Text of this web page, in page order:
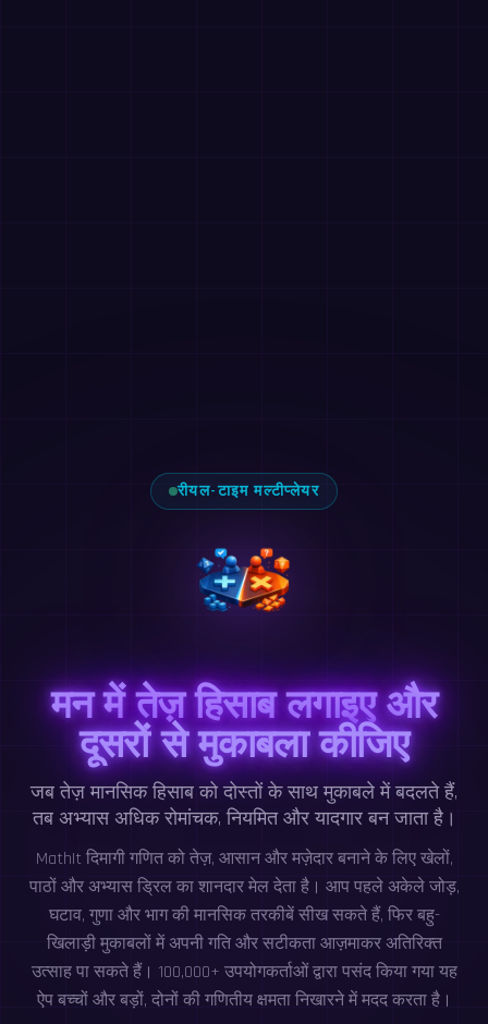
रीयल-टाइम मल्टीप्लेयर
मन में तेज़ हिसाब लगाइए और
दूसरों से मुकाबला कीजिए
जब तेज़ मानसिक हिसाब को दोस्तों के साथ मुकाबले में बदलते हैं,
तब अभ्यास अधिक रोमांचक, नियमित और यादगार बन जाता है।
MathIt दिमागी गणित को तेज़, आसान और मज़ेदार बनाने के लिए खेलों,
पाठों और अभ्यास ड्रिल का शानदार मेल देता है। आप पहले अकेले जोड़,
घटाव, गुणा और भाग की मानसिक तरकीबें सीख सकते हैं, फिर बहु-
खिलाड़ी मुकाबलों में अपनी गति और सटीकता आज़माकर अतिरिक्त
उत्साह पा सकते हैं। 100,000+ उपयोगकर्ताओं द्वारा पसंद किया गया यह
ऐप बच्चों और बड़ों, दोनों की गणितीय क्षमता निखारने में मदद करता है।